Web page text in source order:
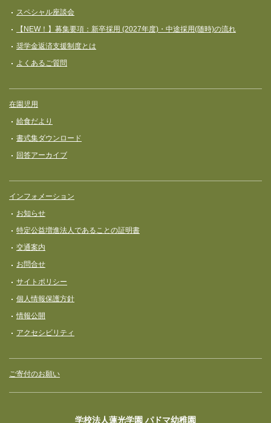
スペシャル座談会
【NEW！】募集要項：新卒採用 (2027年度)・中途採用(随時)の流れ
奨学⾦返済⽀援制度とは
よくあるご質問
在園児用
給食だより
書式集ダウンロード
回答アーカイブ
インフォメーション
お知らせ
特定公益増進法人であることの証明書
交通案内
お問合せ
サイトポリシー
個人情報保護方針
情報公開
アクセシビリティ
ご寄付のお願い
学校法人蓮光学園 パドマ幼稚園